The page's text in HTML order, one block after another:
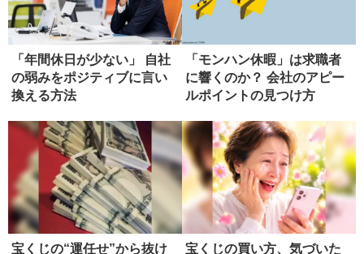
「年間休日が少ない」 自社
の弱みをポジティブに言い
換える方法
「モンハン休暇」は求職者
に響くのか？ 会社のアピー
ルポイントの見つけ方
宝くじの“運任せ”から抜け
宝くじの買い方、気づいた